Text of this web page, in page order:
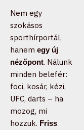
Nem egy
szokásos
sporthírportál,
hanem egy új
nézőpont. Nálunk
minden belefér:
foci, kosár, kézi,
UFC, darts – ha
mozog, mi
hozzuk. Friss